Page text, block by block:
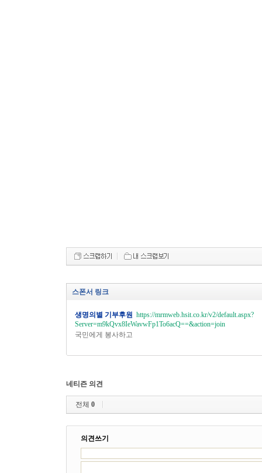
스폰서 링크
생명의별 기부후원 https://mrmweb.hsit.co.kr/v2/default.aspx?
Server=m9kQvx8IeWavwFp1To6acQ==&action=join
국민에게 봉사하고
네티즌 의견
전체 0
의견쓰기